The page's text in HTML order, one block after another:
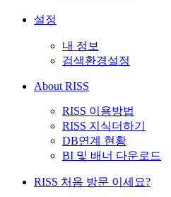
설정
내 정보
검색환경설정
About RISS
RISS 이용방법
RISS 지식더하기
DB연계 현황
BI 및 배너 다운로드
RISS 처음 방문 이세요?